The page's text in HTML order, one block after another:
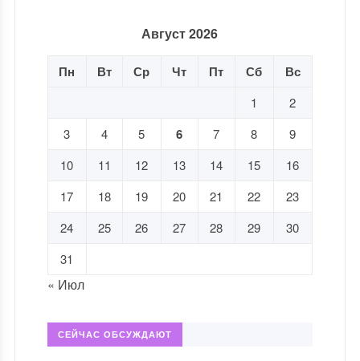
Август 2026
Пн Вт Ср Чт Пт Сб Вс
1
2
3
4 5 6 7 8
9
10
11 12 13 14 15
16
17
18 19 20 21 22
23
24
25 26 27 28 29
30
31
« Июл
СЕЙЧАС ОБСУЖДАЮТ